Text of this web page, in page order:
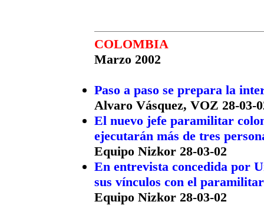
COLOMBIA
Marzo 2002
Paso a paso se prepara la
Alvaro Vásquez, VOZ 28-03-
El nuevo jefe paramilitar
ejecutarán más de tres
Equipo Nizkor 28-03-02
En entrevista concedida por
sus vínculos con el
Equipo Nizkor 28-03-02